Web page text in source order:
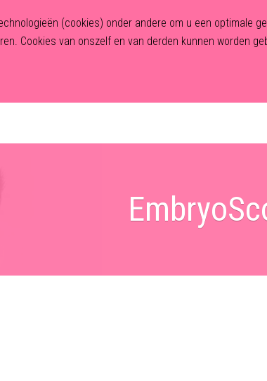
(cookies) onder andere om u een optimale
Cookies van onszelf en van derden kunnen worden